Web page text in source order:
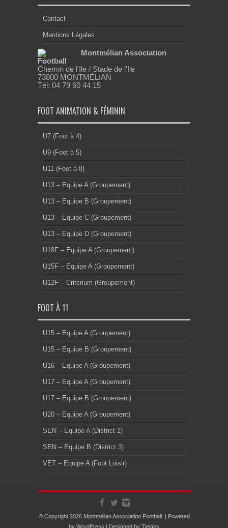
Contact
Mentions Légales
Montmélian Association
Football
Chemin de l'Ile / Stade de l'Ile
73800 MONTMÉLIAN
Tél: 04 79 60 44 15
FOOT ANIMATION & FÉMININ
U7 (Foot à 4)
U9 (Foot à 5)
U11 (Foot à 8)
U13 – Equipe A (Groupement)
U13 – Equipe B (Groupement)
U13 – Equipe C (Groupement)
U13 – Equipe D (Groupement)
U18F – Equipe A (Groupement)
U15F – Equipe A (Groupement)
U12F – Criterium (Groupement)
FOOT À 11
U15 – Equipe A (Groupement)
U15 – Equipe B (Groupement)
U16 – Equipe A (Groupement)
U17 – Equipe A (Groupement)
U17 – Equipe B (Groupement)
U20 – Equipe A (Groupement)
SEN – Equipe A (District 1)
SEN – Equipe B (District 3)
VET – Equipe A (Foot Loisir)
© Copyright 2026 Montmélian Association Football. | Powered
by WordPress | Designed by Tielabs